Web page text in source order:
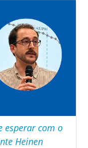
esperar com o
Heinen